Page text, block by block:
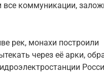
коммуникации,
рек, монахи построили
через её арки,